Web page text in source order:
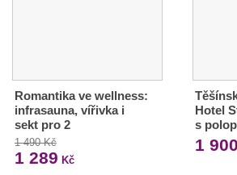
Romantika ve wellness:
infrasauna, vířivka i
sekt pro 2
1 490 Kč
1 289 Kč
Hotel
s
1 900